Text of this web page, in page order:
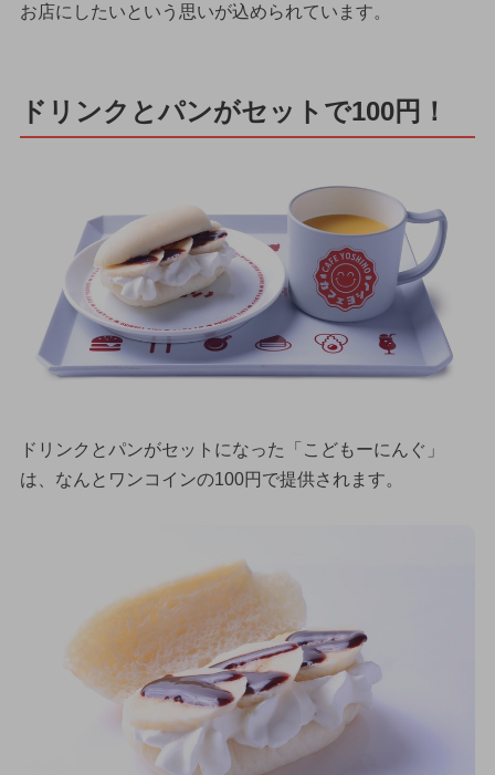
お店にしたいという思いが込められています。
ドリンクとパンがセットで100円！
ドリンクとパンがセットになった「こどもーにんぐ」
は、なんとワンコインの100円で提供されます。